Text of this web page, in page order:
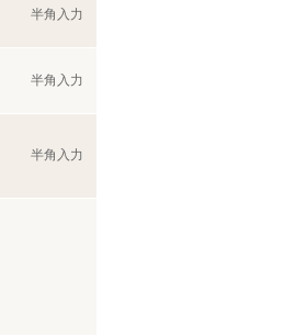
半角入力
半角入力
半角入力